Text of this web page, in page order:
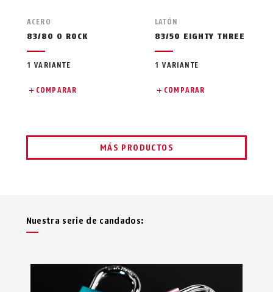
ACERO
83/80 O ROCK
1 VARIANTE
COMPARAR
LATÓN
83/50 EIGHTY THREE
1 VARIANTE
COMPARAR
MÁS PRODUCTOS
Nuestra serie de candados: